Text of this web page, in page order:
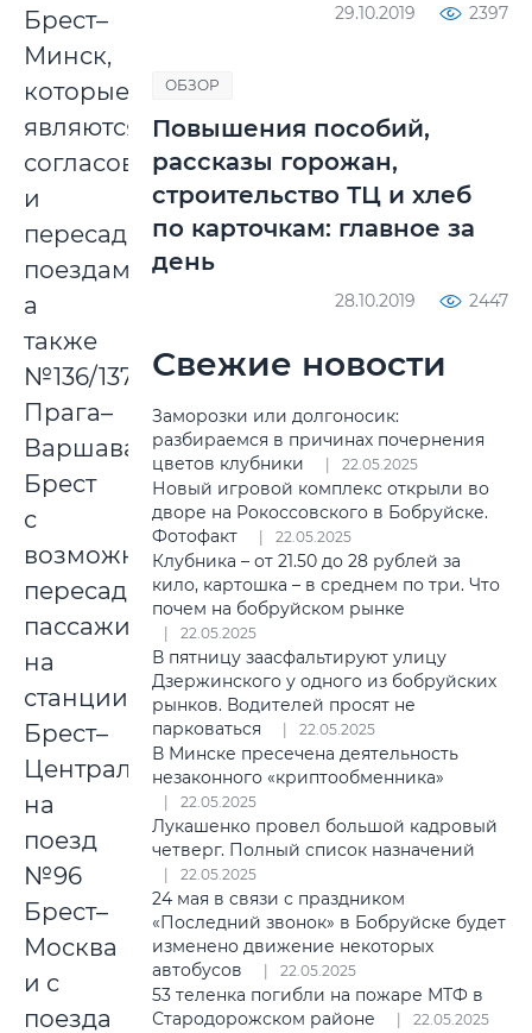
Брест–
Минск,
которые
являются
согласованными
и
пересадочными
поездами,
а
также
№136/137
Прага–
Варшава–
Брест
с
возможностью
пересадки
пассажиров
на
станции
Брест–
Центральный
на
поезд
№96
Брест–
Москва
и с
поезда
29.10.2019 2397
ОБЗОР
Повышения пособий,
рассказы горожан,
строительство ТЦ и хлеб
по карточкам: главное за
день
28.10.2019 2447
Свежие новости
Заморозки или долгоносик:
разбираемся в причинах почернения
цветов клубники
22.05.2025
Новый игровой комплекс открыли во
дворе на Рокоссовского в Бобруйске.
Фотофакт
22.05.2025
Клубника – от 21.50 до 28 рублей за
кило, картошка – в среднем по три. Что
почем на бобруйском рынке
22.05.2025
В пятницу заасфальтируют улицу
Дзержинского у одного из бобруйских
рынков. Водителей просят не
парковаться
22.05.2025
В Минске пресечена деятельность
незаконного «криптообменника»
22.05.2025
Лукашенко провел большой кадровый
четверг. Полный список назначений
22.05.2025
24 мая в связи с праздником
«Последний звонок» в Бобруйске будет
изменено движение некоторых
автобусов
22.05.2025
53 теленка погибли на пожаре МТФ в
Стародорожском районе
22.05.2025